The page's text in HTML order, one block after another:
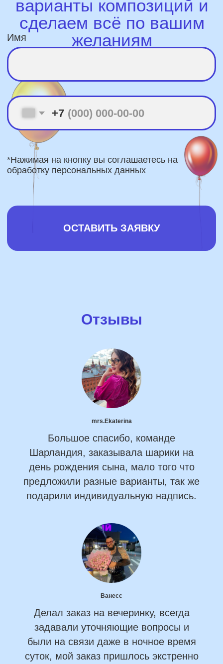
Отзывы
mrs.Ekaterina
Большое спасибо, команде
Шарландия, заказывала шарики на
день рождения сына, мало того что
предложили разные варианты, так же
подарили индивидуальную надпись.
Ванесс
Делал заказ на вечеринку, всегда
задавали уточняющие вопросы и
были на связи даже в ночное время
суток, мой заказ пришлось экстренно